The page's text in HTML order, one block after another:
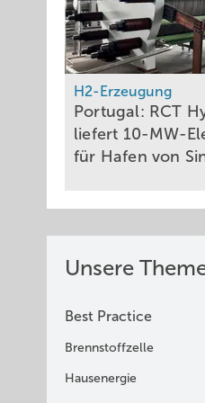
H2-Erzeugung
Portugal: RCT
liefert 10-MW-
für Hafen von
Unsere
Best Practice
Brennstoffzelle
Hausenergie